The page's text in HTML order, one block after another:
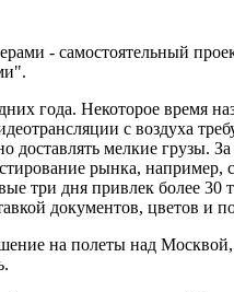
- самостоятельный
года. Некоторое время
с воздуха
мелкие грузы.
рынка, например,
три дня привлек более 30
документов, цветов и
на полеты над